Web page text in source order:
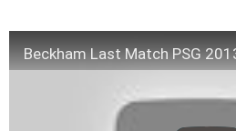
Beckham Last Match PSG